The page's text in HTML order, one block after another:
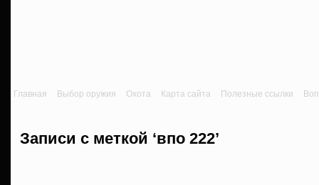
Главная Выбор оружия Охота Карта сайта Полезные ссылки
Записи с меткой ‘впо 222’